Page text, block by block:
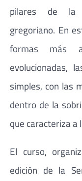
pilares de la
gregoriano. En
formas más
evolucionadas,
simples, con las
dentro de la
que caracteriza a
El curso,
edición de la